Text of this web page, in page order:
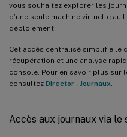
vous souhaitez explorer les
d’une seule machine virtuelle au
déploiement.
Cet accès centralisé simplifie le
récupération et une analyse
console. Pour en savoir plus sur
consultez Director - Journaux
Accès aux journaux via le